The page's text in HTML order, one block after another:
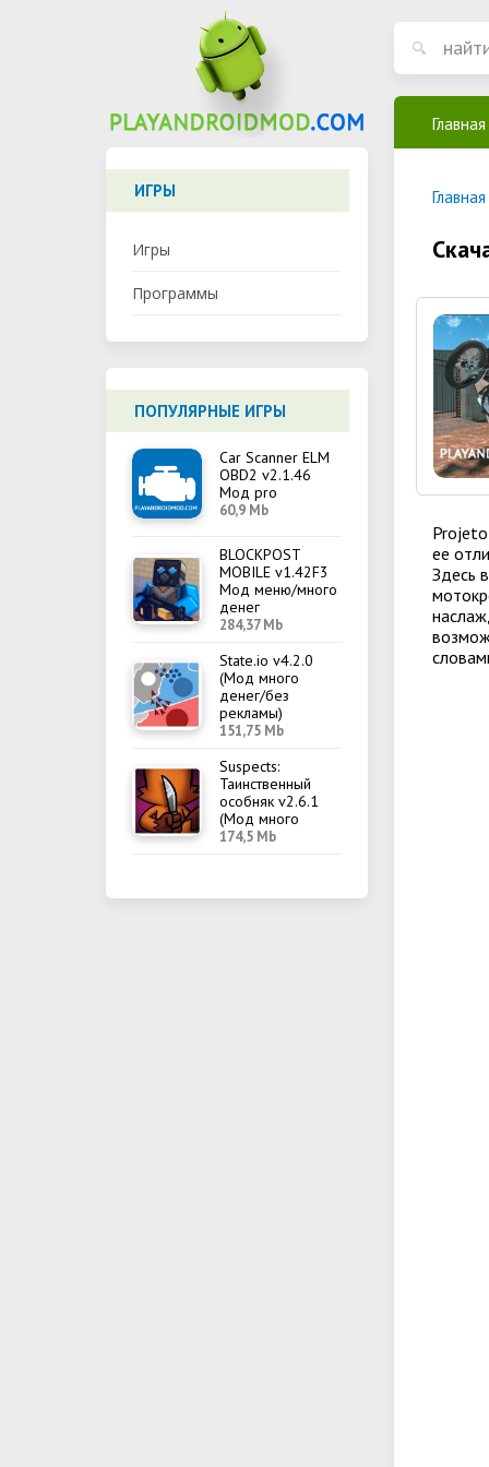
ИГРЫ
Игры
Программы
ПОПУЛЯРНЫЕ ИГРЫ
Car Scanner ELM
OBD2 v2.1.46
Мод pro
60,9 Mb
BLOCKPOST
MOBILE v1.42F3
Мод меню/много
денег
284,37 Mb
State.io v4.2.0
(Мод много
денег/без
рекламы)
151,75 Mb
Suspects:
Таинственный
особняк v2.6.1
(Мод много
денег/меню)
174,5 Mb
Главная
Главная
Projeto
ее
Здесь